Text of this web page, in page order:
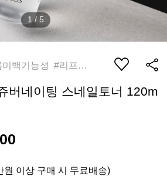
1 / 5
#슬로우에이징 #주름미백기능성 #리프팅토너
버네이팅 스네일토너 120m
원 이상 구매 시 무료배송)